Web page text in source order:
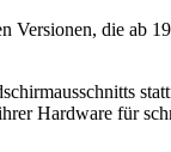
die ab
Hardware für